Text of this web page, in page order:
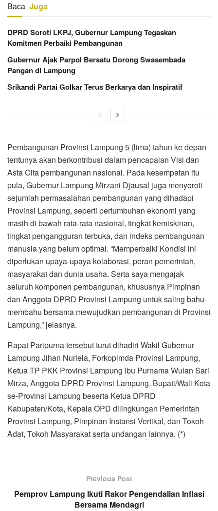
Baca Juga
DPRD Soroti LKPJ, Gubernur Lampung Tegaskan
Komitmen Perbaiki Pembangunan
Gubernur Ajak Parpol Bersatu Dorong Swasembada
Pangan di Lampung
Srikandi Partai Golkar Terus Berkarya dan Inspiratif
Pembangunan Provinsi Lampung 5 (lima) tahun ke depan
tentunya akan berkontribusi dalam pencapaian Visi dan
Asta Cita pembangunan nasional. Pada kesempatan itu
pula, Gubernur Lampung Mirzani Djausal juga menyoroti
sejumlah permasalahan pembangunan yang dihadapi
Provinsi Lampung, seperti pertumbuhan ekonomi yang
masih di bawah rata-rata nasional, tingkat kemiskinan,
tingkat pengangguran terbuka, dan indeks pembangunan
manusia yang belum optimal. “Memperbaiki Kondisi ini
diperlukan upaya-upaya kolaborasi, peran pemerintah,
masyarakat dan dunia usaha. Serta saya mengajak
seluruh komponen pembangunan, khususnya Pimpinan
dan Anggota DPRD Provinsi Lampung untuk saling bahu-
membahu bersama mewujudkan pembangunan di Provinsi
Lampung,” jelasnya.
Rapat Paripurna tersebut turut dihadiri Wakil Gubernur
Lampung Jihan Nurlela, Forkopimda Provinsi Lampung,
Ketua TP PKK Provinsi Lampung Ibu Purnama Wulan Sari
Mirza, Anggota DPRD Provinsi Lampung, Bupati/Wali Kota
se-Provinsi Lampung beserta Ketua DPRD
Kabupaten/Kota, Kepala OPD dilingkungan Pemerintah
Provinsi Lampung, Pimpinan Instansi Vertikal, dan Tokoh
Adat, Tokoh Masyarakat serta undangan lainnya. (*)
Previous Post
Pemprov Lampung Ikuti Rakor Pengendalian Inflasi
Bersama Mendagri